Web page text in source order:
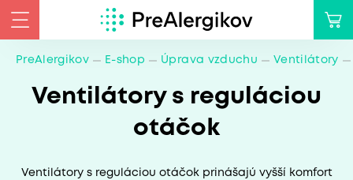
PreAlergikov E-shop Úprava vzduchu Ventilátory
Ventilátory s reguláciou
otáčok
Ventilátory s reguláciou otáčok prinášajú vyšší komfort